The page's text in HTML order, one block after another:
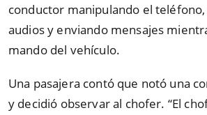
conductor manipulando el
audios y enviando mensajes
mando del vehículo.
Una pasajera contó que notó una
y decidió observar al chofer. “El